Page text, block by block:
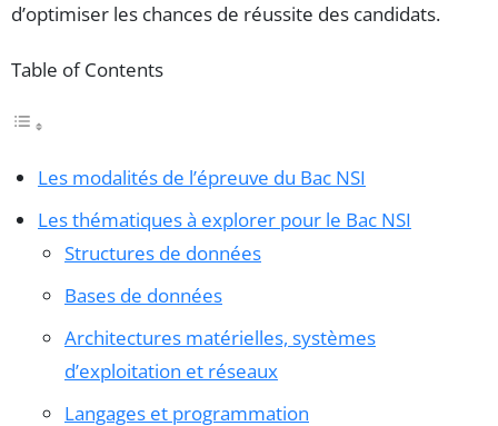
d’optimiser les chances de réussite des candidats.
Table of Contents
Les modalités de l’épreuve du Bac NSI
Les thématiques à explorer pour le Bac NSI
Structures de données
Bases de données
Architectures matérielles, systèmes
d’exploitation et réseaux
Langages et programmation